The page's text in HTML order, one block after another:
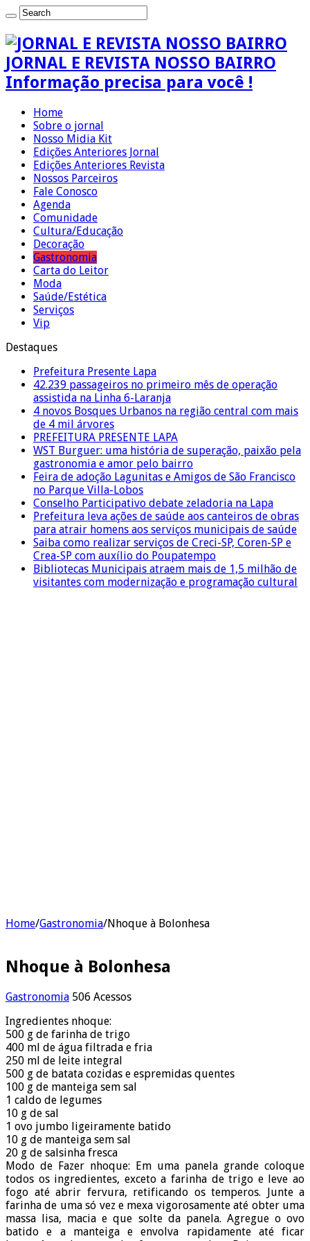
JORNAL E REVISTA NOSSO BAIRRO
Informação precisa para você !
Home
Sobre o jornal
Nosso Midia Kit
Edições Anteriores Jornal
Edições Anteriores Revista
Nossos Parceiros
Fale Conosco
Agenda
Comunidade
Cultura/Educação
Decoração
Gastronomia
Carta do Leitor
Moda
Saúde/Estética
Serviços
Vip
Destaques
Prefeitura Presente Lapa
42.239 passageiros no primeiro mês de operação
assistida na Linha 6-Laranja
4 novos Bosques Urbanos na região central com mais
de 4 mil árvores
PREFEITURA PRESENTE LAPA
WST Burguer: uma história de superação, paixão pela
gastronomia e amor pelo bairro
Feira de adoção Lagunitas e Amigos de São Francisco
no Parque Villa-Lobos
Conselho Participativo debate zeladoria na Lapa
Prefeitura leva ações de saúde aos canteiros de obras
para atrair homens aos serviços municipais de saúde
Saiba como realizar serviços de Creci-SP, Coren-SP e
Crea-SP com auxílio do Poupatempo
Bibliotecas Municipais atraem mais de 1,5 milhão de
visitantes com modernização e programação cultural
Home/Gastronomia/Nhoque à Bolonhesa
Nhoque à Bolonhesa
Gastronomia 506 Acessos
Ingredientes nhoque:
500 g de farinha de trigo
400 ml de água filtrada e fria
250 ml de leite integral
500 g de batata cozidas e espremidas quentes
100 g de manteiga sem sal
1 caldo de legumes
10 g de sal
1 ovo jumbo ligeiramente batido
10 g de manteiga sem sal
20 g de salsinha fresca
Modo de Fazer nhoque: Em uma panela grande coloque
todos os ingredientes, exceto a farinha de trigo e leve ao
fogo até abrir fervura, retificando os temperos. Junte a
farinha de uma só vez e mexa vigorosamente até obter uma
massa lisa, macia e que solte da panela. Agregue o ovo
batido e a manteiga e envolva rapidamente até ficar